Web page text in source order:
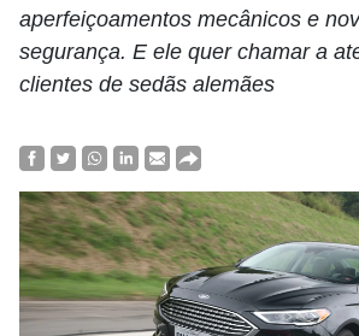
aperfeiçoamentos mecânicos e
segurança. E ele quer chamar a
clientes de sedãs alemães